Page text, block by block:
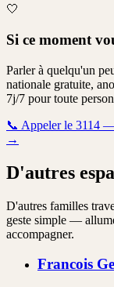
🤍
Si ce moment
Parler à quelqu'un
nationale gratuite,
7j/7 pour toute
📞 Appeler le 3114
→
D'autres
D'autres familles
geste simple —
accompagner.
Francois